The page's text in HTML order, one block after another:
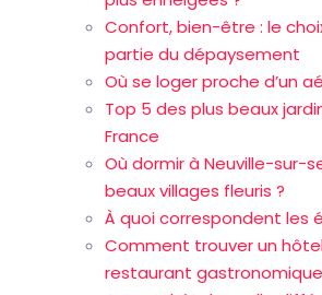
Confort, bien-être : le
partie du dépaysement
Où se loger proche d’un
Top 5 des plus beaux
France
Où dormir à Neuville-sur-
beaux villages fleuris ?
À quoi correspondent les
Comment trouver un
restaurant